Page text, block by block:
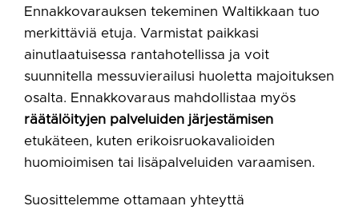
Ennakkovarauksen tekeminen Waltikkaan tuo
merkittäviä etuja. Varmistat paikkasi
ainutlaatuisessa rantahotellissa ja voit
suunnitella messuvierailusi huoletta majoituksen
osalta. Ennakkovaraus mahdollistaa myös
räätälöityjen palveluiden järjestämisen
etukäteen, kuten erikoisruokavalioiden
huomioimisen tai lisäpalveluiden varaamisen.
Suosittelemme ottamaan yhteyttä